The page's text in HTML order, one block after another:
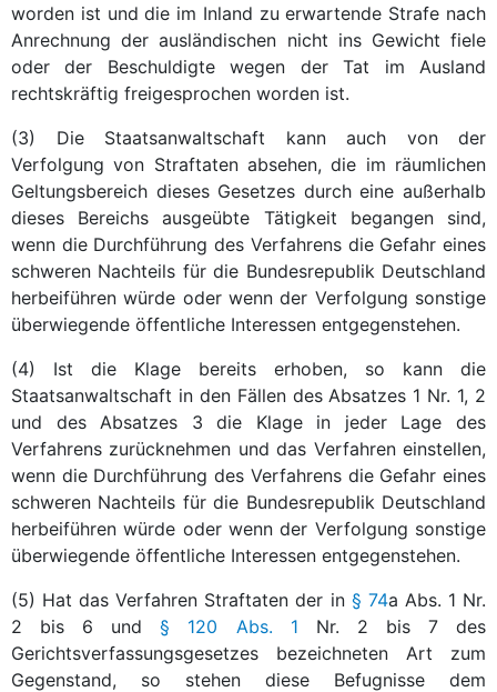
worden ist und die im Inland zu erwartende Strafe nach
Anrechnung der ausländischen nicht ins Gewicht fiele
oder der Beschuldigte wegen der Tat im Ausland
rechtskräftig freigesprochen worden ist.
(3) Die Staatsanwaltschaft kann auch von der
Verfolgung von Straftaten absehen, die im räumlichen
Geltungsbereich dieses Gesetzes durch eine außerhalb
dieses Bereichs ausgeübte Tätigkeit begangen sind,
wenn die Durchführung des Verfahrens die Gefahr eines
schweren Nachteils für die Bundesrepublik Deutschland
herbeiführen würde oder wenn der Verfolgung sonstige
überwiegende öffentliche Interessen entgegenstehen.
(4) Ist die Klage bereits erhoben, so kann die
Staatsanwaltschaft in den Fällen des Absatzes 1 Nr. 1, 2
und des Absatzes 3 die Klage in jeder Lage des
Verfahrens zurücknehmen und das Verfahren einstellen,
wenn die Durchführung des Verfahrens die Gefahr eines
schweren Nachteils für die Bundesrepublik Deutschland
herbeiführen würde oder wenn der Verfolgung sonstige
überwiegende öffentliche Interessen entgegenstehen.
(5) Hat das Verfahren Straftaten der in § 74a Abs. 1 Nr.
2 bis 6 und§ 120 Abs. 1 Nr. 2 bis 7 des
Gerichtsverfassungsgesetzes bezeichneten Art zum
Gegenstand, so stehen diese Befugnisse dem